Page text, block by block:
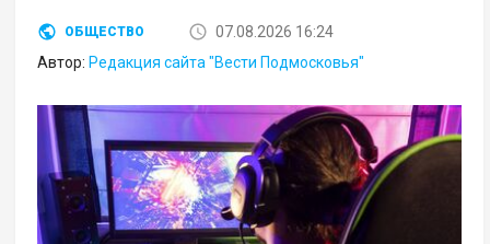
ОБЩЕСТВО
07.08.2026 16:24
Автор: Редакция сайта "Вести Подмосковья"